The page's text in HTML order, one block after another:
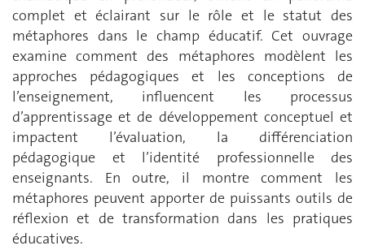
complet et éclairant sur le rôle et le statut des
métaphores dans le champ éducatif. Cet ouvrage
examine comment des métaphores modèlent les
approches pédagogiques et les conceptions de
l’enseignement, influencent les processus
d’apprentissage et de développement conceptuel et
impactent l’évaluation, la différenciation
pédagogique et l’identité professionnelle des
enseignants. En outre, il montre comment les
métaphores peuvent apporter de puissants outils de
réflexion et de transformation dans les pratiques
éducatives.